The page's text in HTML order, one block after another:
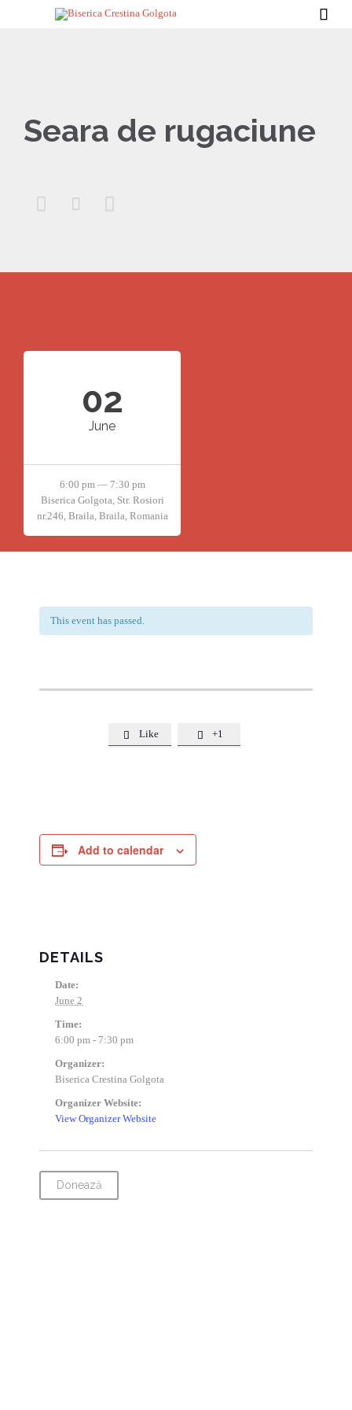

Seara de rugaciune
  
02
June
6:00 pm — 7:30 pm
Biserica Golgota, Str. Rosiori
nr.246, Braila, Braila, Romania
This event has passed.
 Like  +1
Add to calendar
DETAILS
Date:
June 2
Time:
6:00 pm - 7:30 pm
Organizer:
Biserica Crestina Golgota
Organizer Website:
View Organizer Website
Donează